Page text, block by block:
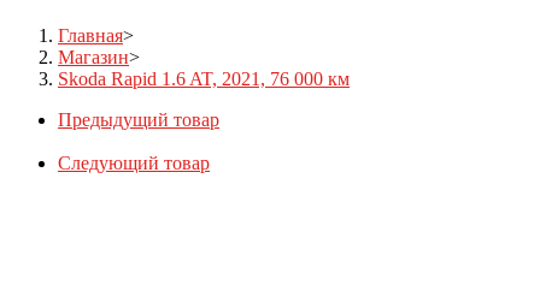
Главная>
Магазин>
Skoda Rapid 1.6 AT, 2021, 76 000 км
Предыдущий товар
Следующий товар